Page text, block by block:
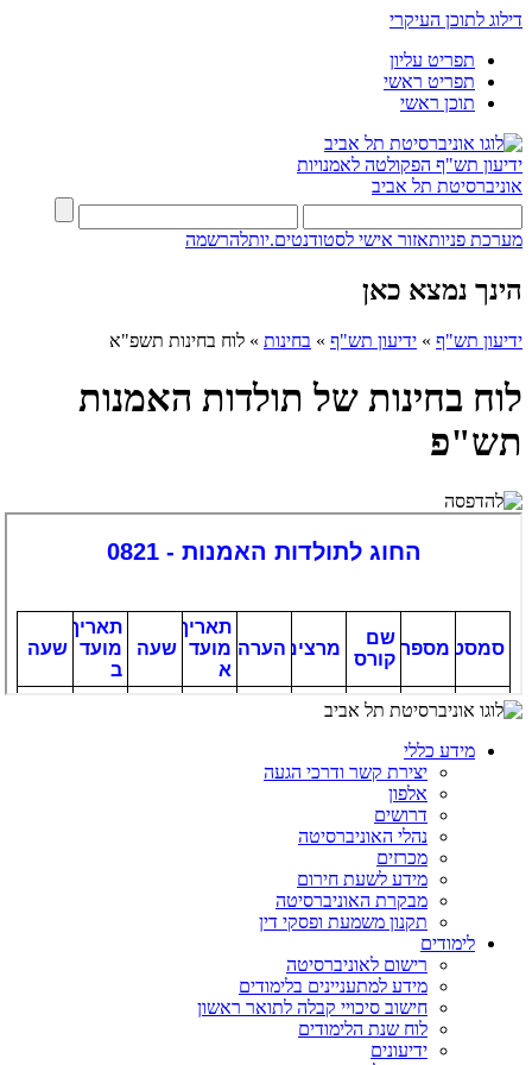
דילוג לתוכן העיקרי
תפריט עליון
תפריט ראשי
תוכן ראשי
ידיעון תש"ף הפקולטה לאמנויות
אוניברסיטת תל אביב
מערכת פניותאזור אישי לסטודנטים.יותלהרשמה
הינך נמצא כאן
ידיעון תש"ף » ידיעון תש"ף » בחינות » לוח בחינות תשפ"א
לוח בחינות של תולדות האמנות
תש"פ
מידע כללי
יצירת קשר ודרכי הגעה
אלפון
דרושים
נהלי האוניברסיטה
מכרזים
מידע לשעת חירום
מבקרת האוניברסיטה
תקנון משמעת ופסקי דין
לימודים
רישום לאוניברסיטה
מידע למתעניינים בלימודים
חישוב סיכויי קבלה לתואר ראשון
לוח שנת הלימודים
ידיעונים